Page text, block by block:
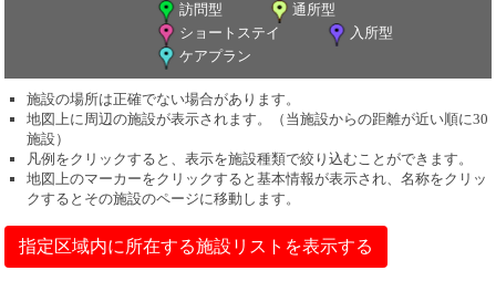
訪問型
通所型
ショートステイ
入所型
ケアプラン
施設の場所は正確でない場合があります。
地図上に周辺の施設が表示されます。（当施設からの距離が近い順に30
施設）
凡例をクリックすると、表示を施設種類で絞り込むことができます。
地図上のマーカーをクリックすると基本情報が表示され、名称をクリッ
クするとその施設のページに移動します。
指定区域内に所在する施設リストを表示する